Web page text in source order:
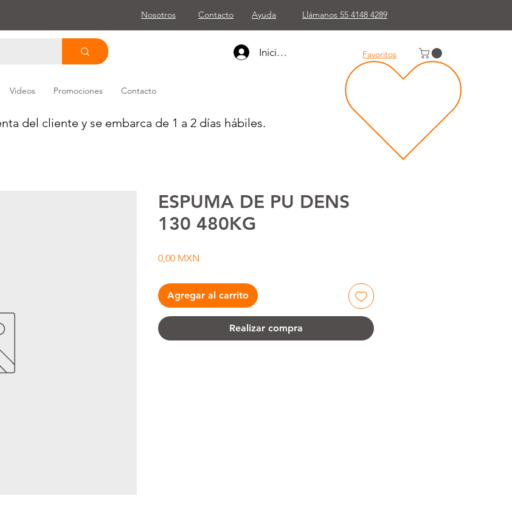
Nosotros Contacto Ayuda Llámanos 55 4148 4289
Iniciar sesión Favoritos
Videos Promociones Contacto
ESPUMA DE PU DENS
130 480KG
0,00 MXN
Agregar al carrito
Realizar compra
del cliente y se embarca de 1 a 2 días hábiles.